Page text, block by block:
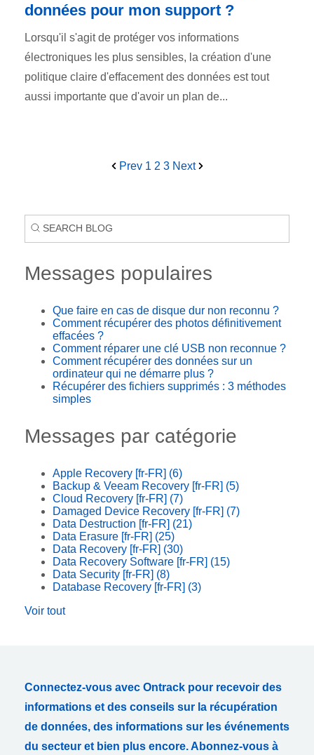
données pour mon support ?
Lorsqu'il s'agit de protéger vos informations
électroniques les plus sensibles, la création d'une
politique claire d'effacement des données est tout
aussi importante que d'avoir un plan de...
Prev 1 2 3 Next
Messages populaires
Que faire en cas de disque dur non reconnu ?
Comment récupérer des photos définitivement
effacées ?
Comment réparer une clé USB non reconnue ?
Comment récupérer des données sur un
ordinateur qui ne démarre plus ?
Récupérer des fichiers supprimés : 3 méthodes
simples
Messages par catégorie
Apple Recovery [fr-FR] (6)
Backup & Veeam Recovery [fr-FR] (5)
Cloud Recovery [fr-FR] (7)
Damaged Device Recovery [fr-FR] (7)
Data Destruction [fr-FR] (21)
Data Erasure [fr-FR] (25)
Data Recovery [fr-FR] (30)
Data Recovery Software [fr-FR] (15)
Data Security [fr-FR] (8)
Database Recovery [fr-FR] (3)
Voir tout
Connectez-vous avec Ontrack pour recevoir des
informations et des conseils sur la récupération
de données, des informations sur les événements
du secteur et bien plus encore. Abonnez-vous à